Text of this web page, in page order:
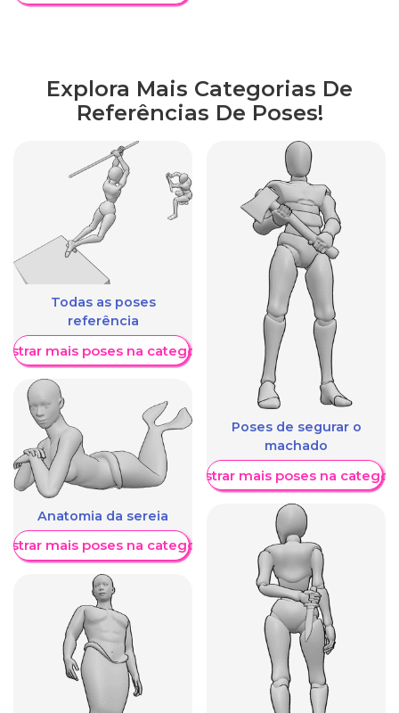
Explora Mais Categorias De
Referências De Poses!
Todas as poses
referência
mais poses na categoria
Anatomia da sereia
mais poses na categoria
Poses de segurar o
machado
Mostrar mais poses na